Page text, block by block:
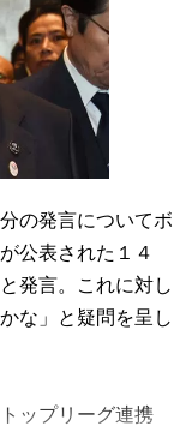
の発言についてボ
公表された１４
発言。これに対し
な」と疑問を呈し
ップリーグ連携